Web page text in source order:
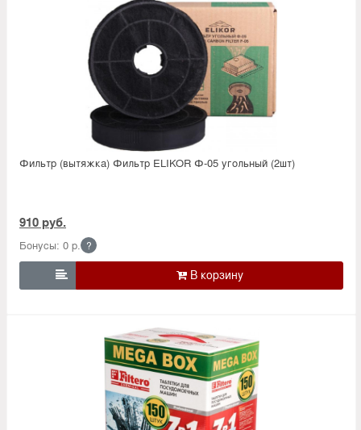
Фильтр (вытяжка) Фильтр ELIKOR Ф-05 угольный (2шт)
910 руб.
Бонусы: 0 р. ?
